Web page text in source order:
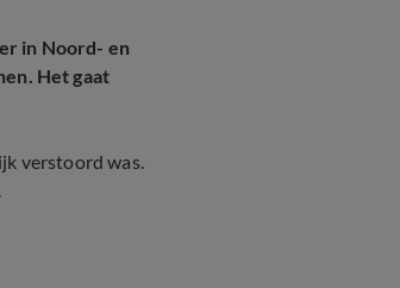
in Noord- en
Het gaat
verstoord was.